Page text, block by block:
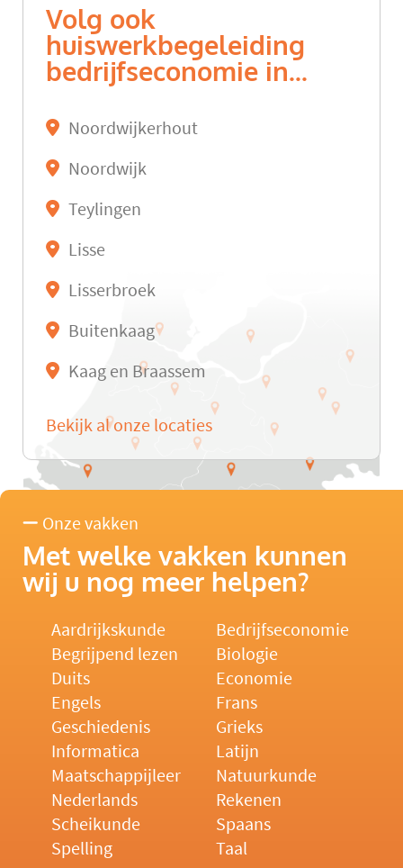
Volg ook
huiswerkbegeleiding
bedrijfseconomie in...
Noordwijkerhout
Noordwijk
Teylingen
Lisse
Lisserbroek
Buitenkaag
Kaag en Braassem
Bekijk al onze locaties
Onze vakken
Met welke vakken kunnen
wij u nog meer helpen?
Aardrijkskunde
Bedrijfseconomie
Begrijpend lezen
Biologie
Duits
Economie
Engels
Frans
Geschiedenis
Grieks
Informatica
Latijn
Maatschappijleer
Natuurkunde
Nederlands
Rekenen
Scheikunde
Spaans
Spelling
Taal